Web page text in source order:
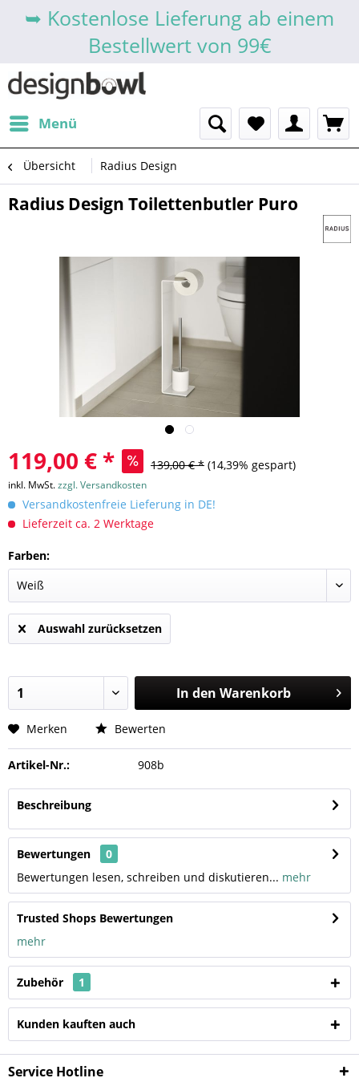
➥ Kostenlose Lieferung ab einem
Bestellwert von 99€
Menü
Übersicht Radius Design
Radius Design Toilettenbutler Puro
119,00 € * 139,00 € * (14,39% gespart)
inkl. MwSt.zzgl. Versandkosten
Versandkostenfreie Lieferung in DE!
Lieferzeit ca. 2 Werktage
Farben:
Auswahl zurücksetzen
In den Warenkorb
Merken Bewerten
Artikel-Nr.: 908b
Beschreibung
Bewertungen
0
Bewertungen lesen, schreiben und diskutieren... mehr
Trusted Shops Bewertungen
mehr
Zubehör 1
Kunden kauften auch
Service Hotline